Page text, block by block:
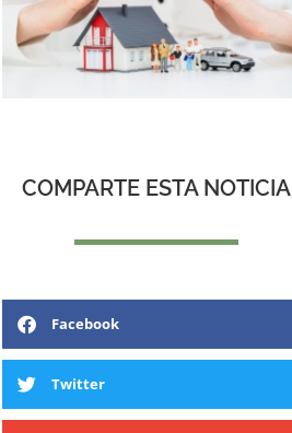
COMPARTE ESTA NOTICIA
Facebook
Twitter